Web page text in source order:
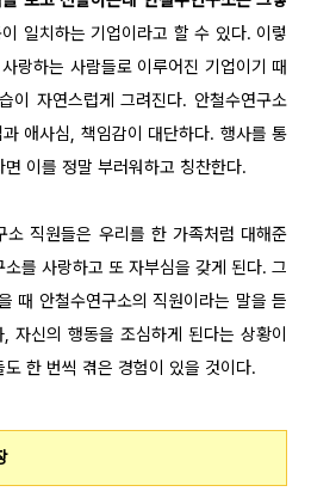
일치하는 기업이라고 할 수 있다. 이렇
랑하는 사람들로 이루어진 기업이기 때
이 자연스럽게 그려진다. 안철수연구소
애사심, 책임감이 대단하다. 행사를 통
이를 정말 부러워하고 칭찬한다.
소 직원들은 우리를 한 가족처럼 대해준
를 사랑하고 또 자부심을 갖게 된다. 그
때 안철수연구소의 직원이라는 말을 듣
자신의 행동을 조심하게 된다는 상황이
한 번씩 겪은 경험이 있을 것이다.